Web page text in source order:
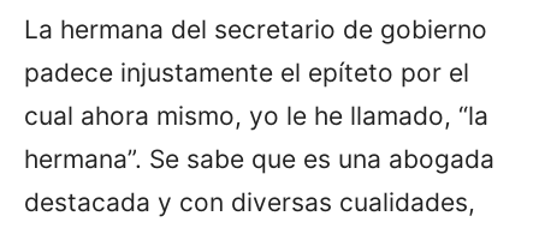
La hermana del secretario de gobierno
padece injustamente el epíteto por el
cual ahora mismo, yo le he llamado, “la
hermana”. Se sabe que es una abogada
destacada y con diversas cualidades,